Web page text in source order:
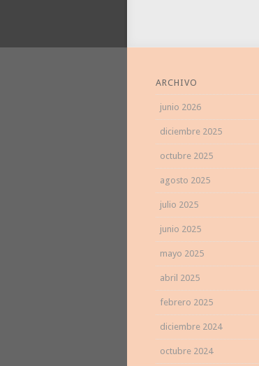
ARCHIVO
junio 2026
diciembre 2025
octubre 2025
agosto 2025
julio 2025
junio 2025
mayo 2025
abril 2025
febrero 2025
diciembre 2024
octubre 2024